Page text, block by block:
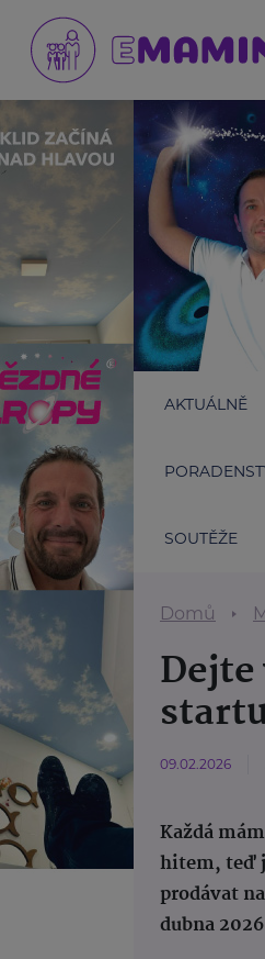
AKTUÁLNĚ
SOUTĚŽE
Domů
09.02.2026
Každá
hitem, teď
prodávat
dubna